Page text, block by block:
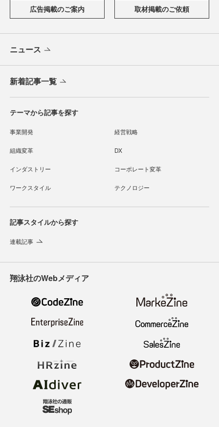
広告掲載のご案内 取材掲載のご依頼
ニュース
新着記事一覧
テーマから記事を探す
事業開発 経営戦略
組織変革 DX
インダストリー コーポレート変革
ワークスタイル テクノロジー
記事スタイルから探す
連載記事
翔泳社のWebメディア